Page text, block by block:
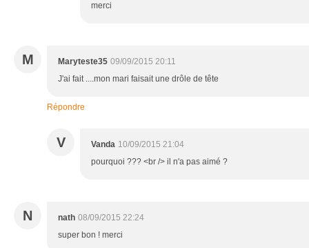
merci
M Maryteste35 09/09/2015 20:11
J'ai fait ....mon mari faisait une drôle de tête
Répondre
V Vanda 10/09/2015 21:04
pourquoi ??? <br /> il n'a pas aimé ?
N nath 08/09/2015 22:24
super bon ! merci